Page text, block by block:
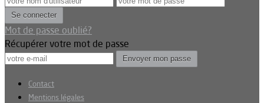
Mot de passe oublié?
Récupérer votre mot de passe
Contact
Mentions légales